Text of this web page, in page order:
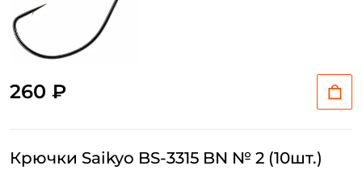
260 ₽
Крючки Saikyo BS-3315 BN № 2 (10шт.)